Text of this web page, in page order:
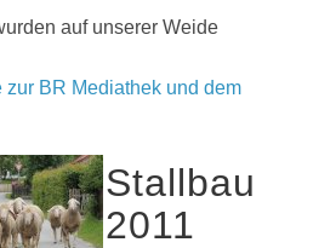
auf unserer Weide
zur BR Mediathek und dem
Stallbau
2011